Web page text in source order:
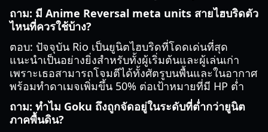
ถาม: มี Anime Reversal meta units สายไฮบริดตัว
ไหนที่ควรใช้บ้าง?
ตอบ: ปัจจุบัน Rio เป็นยูนิตไฮบริดที่โดดเด่นที่สุด
แนะนำเป็นอย่างยิ่งสำหรับทั้งผู้เริ่มต้นและผู้เล่นเก่า
เพราะเธอสามารถโจมตีได้ทั้งศัตรูบนพื้นและในอากาศ
พร้อมทำดาเมจเพิ่มขึ้น 50% ต่อเป้าหมายที่มี HP ต่ำ
ถาม: ทำไม Goku ถึงถูกจัดอยู่ในระดับที่ต่ำกว่ายูนิต
ภาคพื้นดิน?